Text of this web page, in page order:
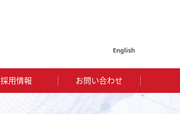
English
採用情報 お問い合わせ